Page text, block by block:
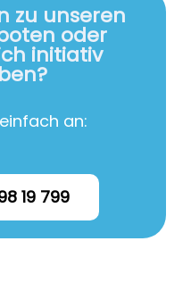
zu unseren
oder
initiativ
an:
19 799